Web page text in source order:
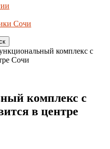
Сочи
комплекс с
Сочи
комплекс с
в центре